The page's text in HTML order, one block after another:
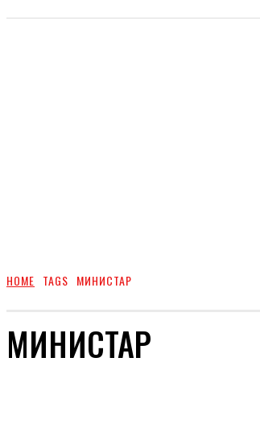
HOME TAGS МИНИСТАР
МИНИСТАР